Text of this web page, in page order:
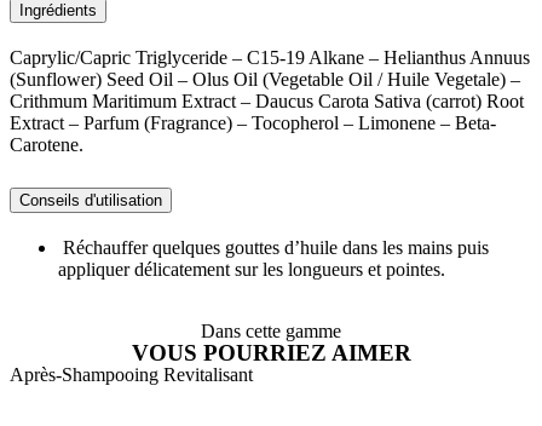
Ingrédients
Caprylic/Capric Triglyceride – C15-19 Alkane – Helianthus Annuus
(Sunflower) Seed Oil – Olus Oil (Vegetable Oil / Huile Vegetale) –
Crithmum Maritimum Extract – Daucus Carota Sativa (carrot) Root
Extract – Parfum (Fragrance) – Tocopherol – Limonene – Beta-
Carotene.
Conseils d'utilisation
Réchauffer quelques gouttes d’huile dans les mains puis
appliquer délicatement sur les longueurs et pointes.
Dans cette gamme
VOUS POURRIEZ AIMER
Après-Shampooing Revitalisant